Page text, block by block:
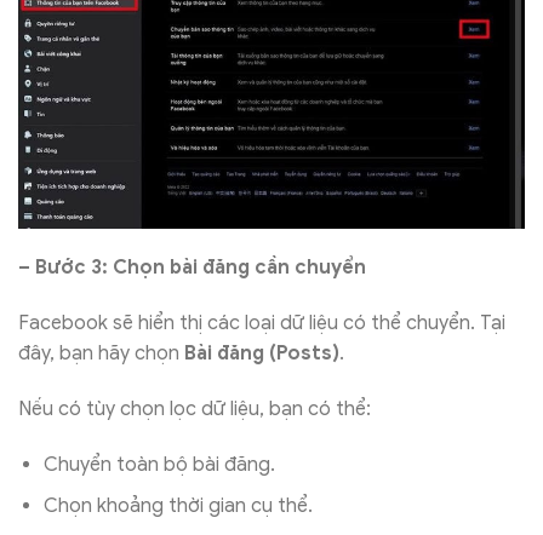
– Bước 3: Chọn bài đăng cần chuyển
Facebook sẽ hiển thị các loại dữ liệu có thể chuyển. Tại
đây, bạn hãy chọn Bài đăng (Posts).
Nếu có tùy chọn lọc dữ liệu, bạn có thể:
Chuyển toàn bộ bài đăng.
Chọn khoảng thời gian cụ thể.